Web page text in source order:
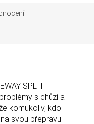
SPLIT
s chůzí a
komukoliv, kdo
svou přepravu.